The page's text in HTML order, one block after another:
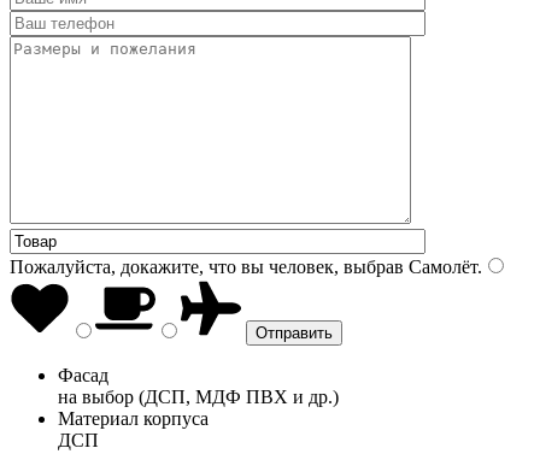
Пожалуйста, докажите, что вы человек, выбрав Самолёт.
Фасад
на выбор (ДСП, МДФ ПВХ и др.)
Материал корпуса
ДСП